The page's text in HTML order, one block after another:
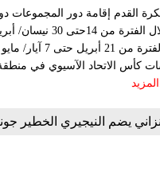
القدم إقامة دور المجموعات
لمنطقة غرب آسيا خلال
كأس الاتحاد الآسيوي في
المزيد
يضم النيجيري الخطير